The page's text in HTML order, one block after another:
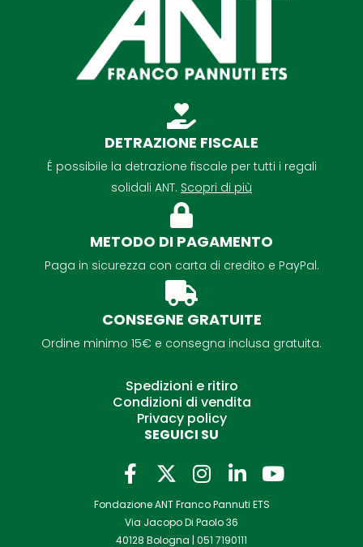
DETRAZIONE FISCALE
É possibile la detrazione fiscale per tutti i regali
solidali ANT. Scopri di più
METODO DI PAGAMENTO
Paga in sicurezza con carta di credito e PayPal.
CONSEGNE GRATUITE
Ordine minimo 15€ e consegna inclusa gratuita.
Spedizioni e ritiro
Condizioni di vendita
Privacy policy
SEGUICI SU
F
a
c
e
I
n
s
t
L
i
n
k
Y
Fondazione ANT Franco Pannuti ETS
Via Jacopo Di Paolo 36
40128 Bologna | 051 7190111